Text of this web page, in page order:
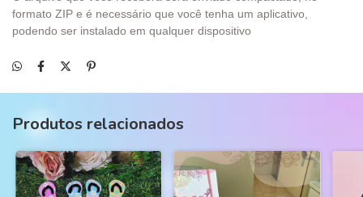
formato ZIP e é necessário que você tenha um aplicativo,
podendo ser instalado em qualquer dispositivo
Produtos relacionados